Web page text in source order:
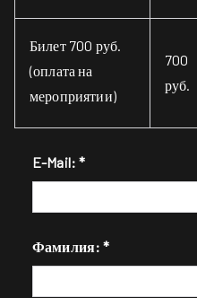
Билет 700 руб.
(оплата на
мероприятии)
700
руб.
E-Mail: *
Фамилия: *